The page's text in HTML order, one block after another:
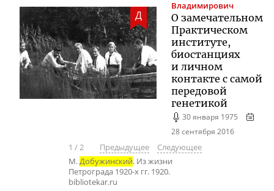
Д
Владимирович
О замечательном
Практическом
институте,
биостанциях
и личном
контакте с самой
передовой
генетикой
30 января 1975
28 сентября 2016
1 /2 Предыдущее
Следующее
М.Добужинский. Из жизни
Петрограда 1920-х гг. 1920.
bibliotekar.ru